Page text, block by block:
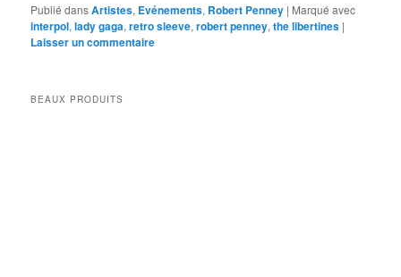
Publié dansArtistes, Evénements, Robert Penney | Marqué avec
interpol,lady gaga,retro sleeve,robert penney,the libertines |
Laisser un commentaire
BEAUX PRODUITS